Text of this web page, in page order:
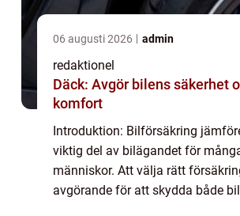
06 augusti 2026 admin
redaktionel
Däck: Avgör bilens säkerhet
komfort
Introduktion: Bilförsäkring
viktig del av bilägandet för
människor. Att välja rätt
avgörande för att skydda både